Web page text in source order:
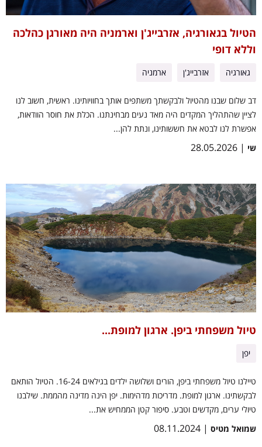
הטיול בגאורגיה, אזרבייג'ן וארמניה היה מאורגן כהלכה
וללא דופי
גאורגיה אזרבייג'ן ארמניה
דב שלום שבנו מהטיול ולבקשתך משתפים אותך בחוויותינו. ראשית, חשוב לנו
לציין שהתהליך המקדים היה מאד נעים מבחינתנו. הכלת את חוסר הוודאות,
אפשרת לנו לבטא את חששותינו, ונתת להן...
שי | 28.05.2026
טיול משפחתי ביפן. ארגון למופת...
יפן
טיילנו טיול משפחתי ביפן, הורים ושלושה ילדים בגילאים 16-24. הטיול הותאם
לבקשתינו. ארגון למופת. מדריכות מדהימות. יפן הינה מדינה מהממת. שילבנו
טיולי ערים, מקדשים וטבע. סיפור קטן הממחיש את...
שמואל מטיס | 08.11.2024